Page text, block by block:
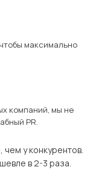
максимально
компаний, мы не
PR.
у конкурентов.
в 2-3 раза.